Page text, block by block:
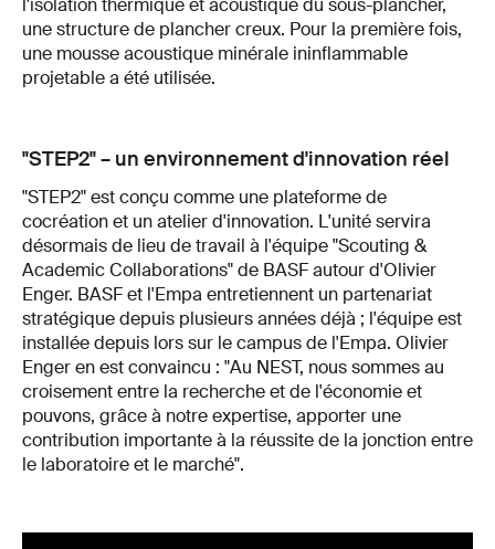
l'isolation thermique et acoustique du sous-plancher,
une structure de plancher creux. Pour la première fois,
une mousse acoustique minérale ininflammable
projetable a été utilisée.
"STEP2" – un environnement d'innovation réel
"STEP2" est conçu comme une plateforme de
cocréation et un atelier d'innovation. L'unité servira
désormais de lieu de travail à l'équipe "Scouting &
Academic Collaborations" de BASF autour d'Olivier
Enger. BASF et l'Empa entretiennent un partenariat
stratégique depuis plusieurs années déjà ; l'équipe est
installée depuis lors sur le campus de l'Empa. Olivier
Enger en est convaincu : "Au NEST, nous sommes au
croisement entre la recherche et de l'économie et
pouvons, grâce à notre expertise, apporter une
contribution importante à la réussite de la jonction entre
le laboratoire et le marché".